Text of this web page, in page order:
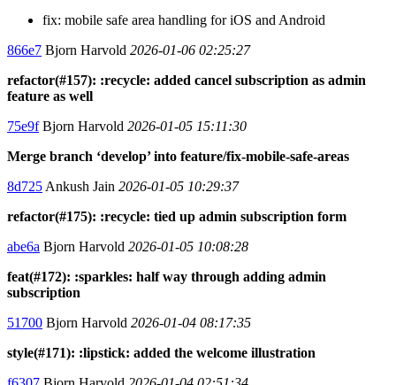
fix: mobile safe area handling for iOS and Android
866e7 Bjorn Harvold 2026-01-06 02:25:27
refactor(#157): :recycle: added cancel subscription as admin
feature as well
75e9fBjorn Harvold 2026-01-05 15:11:30
Merge branch ‘develop’ into feature/fix-mobile-safe-areas
8d725 Ankush Jain 2026-01-05 10:29:37
refactor(#175): :recycle: tied up admin subscription form
abe6a Bjorn Harvold 2026-01-05 10:08:28
feat(#172): :sparkles: half way through adding admin
subscription
51700 Bjorn Harvold 2026-01-04 08:17:35
style(#171): :lipstick: added the welcome illustration